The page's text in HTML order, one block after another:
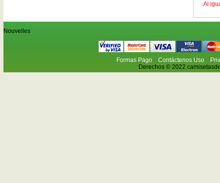
Al
Nouvelles
Formas Pago Contáctenos Uso
Derechos © 2022